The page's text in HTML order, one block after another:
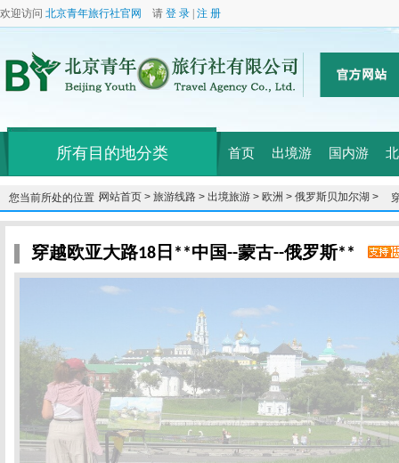
欢迎访问 北京青年旅行社官网 请 登 录 注 册
所有目的地分类 首页 出境游 国内游
您当前所处的位置：网站首页 > 旅游线路 > 出境旅游 > 欧洲 > 俄罗斯贝加尔湖 >
穿越欧亚大路18日**中国--蒙古--俄罗斯**